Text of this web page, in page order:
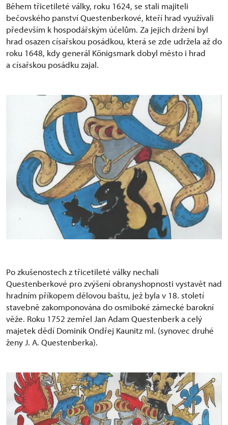
Během třicetileté války, roku 1624, se stali majiteli
bečovského panství Questenberkové, kteří hrad využívali
především k hospodářským účelům. Za jejich držení byl
hrad osazen císařskou posádkou, která se zde udržela až do
roku 1648, kdy generál Königsmark dobyl město i hrad
a císařskou posádku zajal.
Po zkušenostech z třicetileté války nechali
Questenberkové pro zvýšení obranyshopnosti vystavět nad
hradním příkopem dělovou baštu, jež byla v 18. století
stavebně zakomponována do osmiboké zámecké barokní
věže. Roku 1752 zemřel Jan Adam Questenberk a celý
majetek dědí Dominik Ondřej Kaunitz ml. (synovec druhé
ženy J. A. Questenberka).